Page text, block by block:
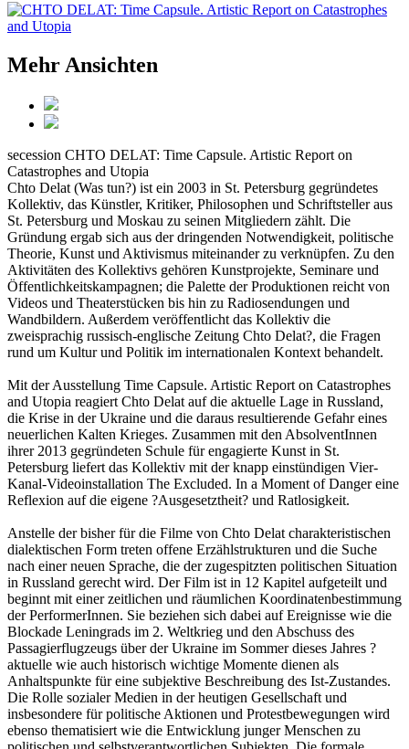
Mehr Ansichten
secession CHTO DELAT: Time Capsule. Artistic Report on
Catastrophes and Utopia
Chto Delat (Was tun?) ist ein 2003 in St. Petersburg gegründetes
Kollektiv, das Künstler, Kritiker, Philosophen und Schriftsteller aus
St. Petersburg und Moskau zu seinen Mitgliedern zählt. Die
Gründung ergab sich aus der dringenden Notwendigkeit, politische
Theorie, Kunst und Aktivismus miteinander zu verknüpfen. Zu den
Aktivitäten des Kollektivs gehören Kunstprojekte, Seminare und
Öffentlichkeitskampagnen; die Palette der Produktionen reicht von
Videos und Theaterstücken bis hin zu Radiosendungen und
Wandbildern. Außerdem veröffentlicht das Kollektiv die
zweisprachig russisch-englische Zeitung Chto Delat?, die Fragen
rund um Kultur und Politik im internationalen Kontext behandelt.
Mit der Ausstellung Time Capsule. Artistic Report on Catastrophes
and Utopia reagiert Chto Delat auf die aktuelle Lage in Russland,
die Krise in der Ukraine und die daraus resultierende Gefahr eines
neuerlichen Kalten Krieges. Zusammen mit den AbsolventInnen
ihrer 2013 gegründeten Schule für engagierte Kunst in St.
Petersburg liefert das Kollektiv mit der knapp einstündigen Vier-
Kanal-Videoinstallation The Excluded. In a Moment of Danger eine
Reflexion auf die eigene ?Ausgesetztheit? und Ratlosigkeit.
Anstelle der bisher für die Filme von Chto Delat charakteristischen
dialektischen Form treten offene Erzählstrukturen und die Suche
nach einer neuen Sprache, die der zugespitzten politischen Situation
in Russland gerecht wird. Der Film ist in 12 Kapitel aufgeteilt und
beginnt mit einer zeitlichen und räumlichen Koordinatenbestimmung
der PerformerInnen. Sie beziehen sich dabei auf Ereignisse wie die
Blockade Leningrads im 2. Weltkrieg und den Abschuss des
Passagierflugzeugs über der Ukraine im Sommer dieses Jahres ?
aktuelle wie auch historisch wichtige Momente dienen als
Anhaltspunkte für eine subjektive Beschreibung des Ist-Zustandes.
Die Rolle sozialer Medien in der heutigen Gesellschaft und
insbesondere für politische Aktionen und Protestbewegungen wird
ebenso thematisiert wie die Entwicklung junger Menschen zu